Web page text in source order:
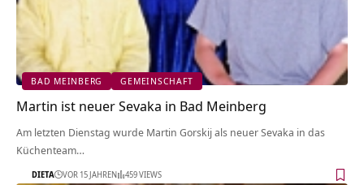
BAD MEINBERG GEMEINSCHAFT
Martin ist neuer Sevaka in Bad Meinberg
Am letzten Dienstag wurde Martin Gorskij als neuer Sevaka in das
Küchenteam…
DIETA VOR 15 JAHREN 459 VIEWS